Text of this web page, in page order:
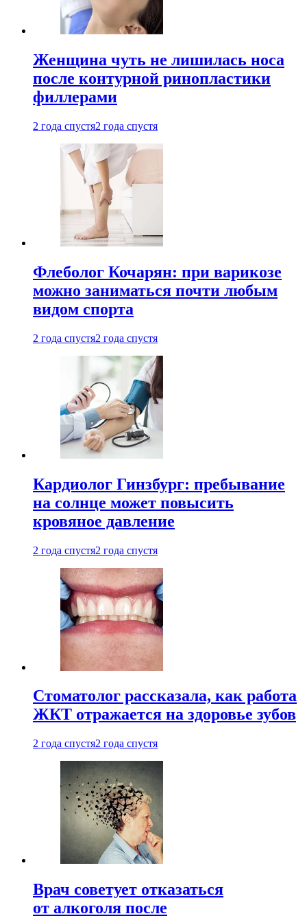
Женщина чуть не лишилась носа
после контурной ринопластики
филлерами
2 года спустя2 года спустя
Флеболог Кочарян: при варикозе
можно заниматься почти любым
видом спорта
2 года спустя2 года спустя
Кардиолог Гинзбург: пребывание
на солнце может повысить
кровяное давление
2 года спустя2 года спустя
Стоматолог рассказала, как работа
ЖКТ отражается на здоровье зубов
2 года спустя2 года спустя
Врач советует отказаться
от алкоголя после